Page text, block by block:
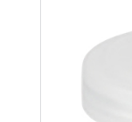
ジュテックの特徴